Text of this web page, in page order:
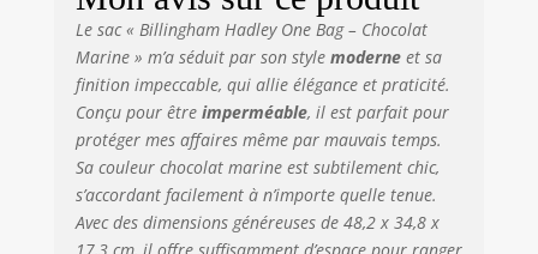
Le sac « Billingham Hadley One Bag – Chocolat
Marine » m’a séduit par son style moderneet sa
finition impeccable, qui allie élégance et praticité.
Conçu pour être imperméable, il est parfait pour
protéger mes affaires même par mauvais temps.
Sa couleur chocolat marine est subtilement chic,
s’accordant facilement à n’importe quelle tenue.
Avec des dimensions généreuses de 48,2 x 34,8 x